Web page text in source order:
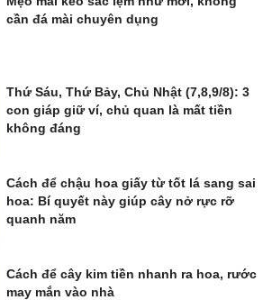
cần đá mài chuyên dụng
Thứ Sáu, Thứ Bảy, Chủ Nhật (7,8,9/8): 3
con giáp giữ ví, chủ quan là mất tiền
không đáng
Cách để chậu hoa giấy từ tốt lá sang sai
hoa: Bí quyết này giúp cây nở rực rỡ
quanh năm
Cách để cây kim tiền nhanh ra hoa, rước
may mắn vào nhà